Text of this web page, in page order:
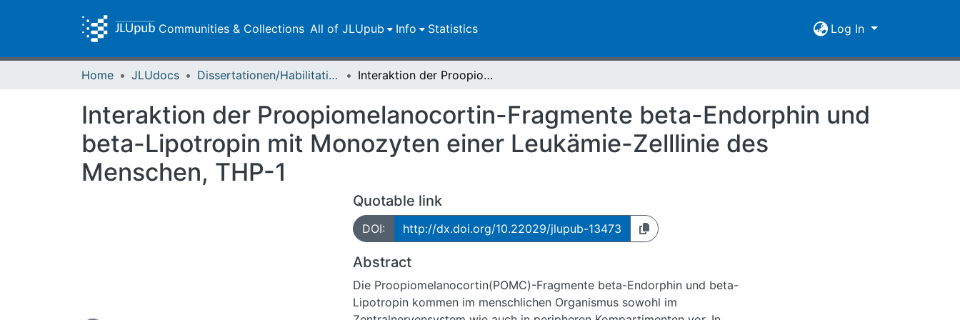
Communities & Collections All of JLUpub Info Statistics Log In
Home JLUdocs Dissertationen/Habilitationen Interaktion der Proopiomelanocortin-Fragmente beta-Endorphin und beta-Lipotropin mit Monozyten einer Leukämie-Zelllinie des Menschen, THP-1
Interaktion der Proopiomelanocortin-Fragmente beta-Endorphin und
beta-Lipotropin mit Monozyten einer Leukämie-Zelllinie des
Menschen, THP-1
Quotable link
DOI: http://dx.doi.org/10.22029/jlupub-13473
Abstract
Die Proopiomelanocortin(POMC)-Fragmente beta-Endorphin und beta-
Lipotropin kommen im menschlichen Organismus sowohl im